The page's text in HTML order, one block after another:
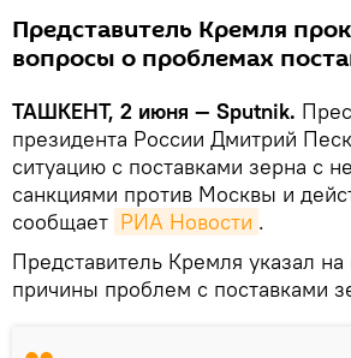
Представитель Кремля
вопросы о проблемах
ТАШКЕНТ, 2 июня — Sputnik.
президента России Дмитрий
ситуацию с поставками зерна с
санкциями против Москвы и
сообщает РИА Новости .
Представитель Кремля указал
причины проблем с поставками